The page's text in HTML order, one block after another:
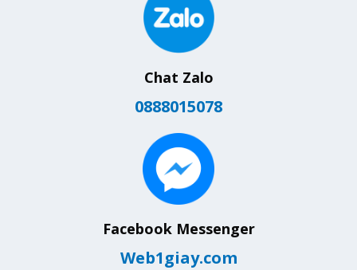
Chat Zalo
0888015078
Facebook Messenger
Web1giay.com